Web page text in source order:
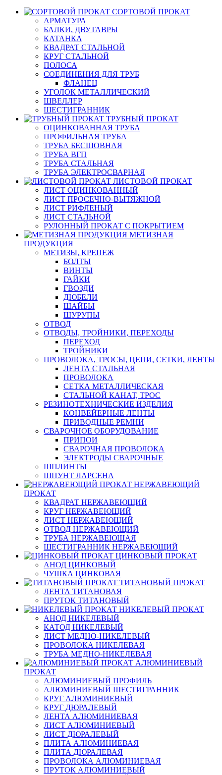
СОРТОВОЙ ПРОКАТ
АРМАТУРА
БАЛКИ, ДВУТАВРЫ
КАТАНКА
КВАДРАТ СТАЛЬНОЙ
КРУГ СТАЛЬНОЙ
ПОЛОСА
СОЕДИНЕНИЯ ДЛЯ ТРУБ
ФЛАНЕЦ
УГОЛОК МЕТАЛЛИЧЕСКИЙ
ШВЕЛЛЕР
ШЕСТИГРАННИК
ТРУБНЫЙ ПРОКАТ
ОЦИНКОВАННАЯ ТРУБА
ПРОФИЛЬНАЯ ТРУБА
ТРУБА БЕСШОВНАЯ
ТРУБА ВГП
ТРУБА СТАЛЬНАЯ
ТРУБА ЭЛЕКТРОСВАРНАЯ
ЛИСТОВОЙ ПРОКАТ
ЛИСТ ОЦИНКОВАННЫЙ
ЛИСТ ПРОСЕЧНО-ВЫТЯЖНОЙ
ЛИСТ РИФЛЕНЫЙ
ЛИСТ СТАЛЬНОЙ
РУЛОННЫЙ ПРОКАТ С ПОКРЫТИЕМ
МЕТИЗНАЯ
ПРОДУКЦИЯ
МЕТИЗЫ, КРЕПЕЖ
БОЛТЫ
ВИНТЫ
ГАЙКИ
ГВОЗДИ
ДЮБЕЛИ
ШАЙБЫ
ШУРУПЫ
ОТВОД
ОТВОДЫ, ТРОЙНИКИ, ПЕРЕХОДЫ
ПЕРЕХОД
ТРОЙНИКИ
ПРОВОЛОКА, ТРОСЫ, ЦЕПИ, СЕТКИ, ЛЕНТЫ
ЛЕНТА СТАЛЬНАЯ
ПРОВОЛОКА
СЕТКА МЕТАЛЛИЧЕСКАЯ
СТАЛЬНОЙ КАНАТ, ТРОС
РЕЗИНОТЕХНИЧЕСКИЕ ИЗДЕЛИЯ
КОНВЕЙЕРНЫЕ ЛЕНТЫ
ПРИВОДНЫЕ РЕМНИ
СВАРОЧНОЕ ОБОРУДОВАНИЕ
ПРИПОИ
СВАРОЧНАЯ ПРОВОЛОКА
ЭЛЕКТРОДЫ СВАРОЧНЫЕ
ШПЛИНТЫ
ШПУНТ ЛАРСЕНА
НЕРЖАВЕЮЩИЙ
ПРОКАТ
КВАДРАТ НЕРЖАВЕЮЩИЙ
КРУГ НЕРЖАВЕЮЩИЙ
ЛИСТ НЕРЖАВЕЮЩИЙ
ОТВОД НЕРЖАВЕЮЩИЙ
ТРУБА НЕРЖАВЕЮЩАЯ
ШЕСТИГРАННИК НЕРЖАВЕЮЩИЙ
ЦИНКОВЫЙ ПРОКАТ
АНОД ЦИНКОВЫЙ
ЧУШКА ЦИНКОВАЯ
ТИТАНОВЫЙ ПРОКАТ
ЛЕНТА ТИТАНОВАЯ
ПРУТОК ТИТАНОВЫЙ
НИКЕЛЕВЫЙ ПРОКАТ
АНОД НИКЕЛЕВЫЙ
КАТОД НИКЕЛЕВЫЙ
ЛИСТ МЕДНО-НИКЕЛЕВЫЙ
ПРОВОЛОКА НИКЕЛЕВАЯ
ТРУБА МЕДНО-НИКЕЛЕВАЯ
АЛЮМИНИЕВЫЙ
ПРОКАТ
АЛЮМИНИЕВЫЙ ПРОФИЛЬ
АЛЮМИНИЕВЫЙ ШЕСТИГРАННИК
КРУГ АЛЮМИНИЕВЫЙ
КРУГ ДЮРАЛЕВЫЙ
ЛЕНТА АЛЮМИНИЕВАЯ
ЛИСТ АЛЮМИНИЕВЫЙ
ЛИСТ ДЮРАЛЕВЫЙ
ПЛИТА АЛЮМИНИЕВАЯ
ПЛИТА ДЮРАЛЕВАЯ
ПРОВОЛОКА АЛЮМИНИЕВАЯ
ПРУТОК АЛЮМИНИЕВЫЙ